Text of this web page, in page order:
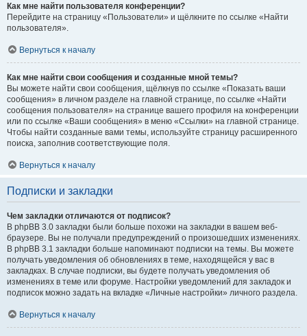
Как мне найти пользователя конференции?
Перейдите на страницу «Пользователи» и щёлкните по ссылке «Найти
пользователя».
Вернуться к началу
Как мне найти свои сообщения и созданные мной темы?
Вы можете найти свои сообщения, щёлкнув по ссылке «Показать ваши
сообщения» в личном разделе на главной странице, по ссылке «Найти
сообщения пользователя» на странице вашего профиля на конференции
или по ссылке «Ваши сообщения» в меню «Ссылки» на главной странице.
Чтобы найти созданные вами темы, используйте страницу расширенного
поиска, заполнив соответствующие поля.
Вернуться к началу
Подписки и закладки
Чем закладки отличаются от подписок?
В phpBB 3.0 закладки были больше похожи на закладки в вашем веб-
браузере. Вы не получали предупреждений о произошедших изменениях.
В phpBB 3.1 закладки больше напоминают подписки на темы. Вы можете
получать уведомления об обновлениях в теме, находящейся у вас в
закладках. В случае подписки, вы будете получать уведомления об
изменениях в теме или форуме. Настройки уведомлений для закладок и
подписок можно задать на вкладке «Личные настройки» личного раздела.
Вернуться к началу